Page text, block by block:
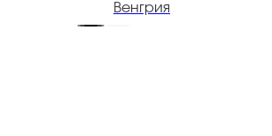
Венгрия